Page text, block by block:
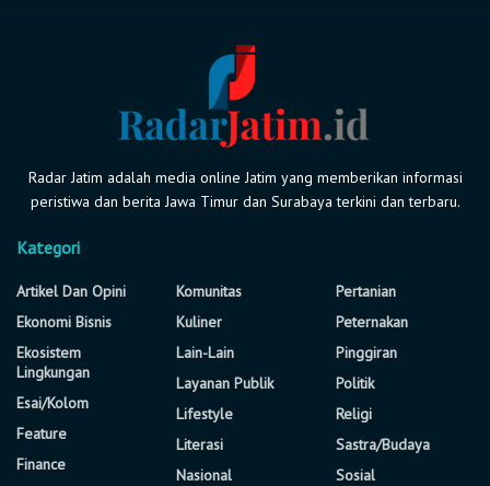
Radar Jatim adalah media online Jatim yang memberikan informasi
peristiwa dan berita Jawa Timur dan Surabaya terkini dan terbaru.
Kategori
Artikel Dan Opini
Ekonomi Bisnis
Ekosistem
Lingkungan
Esai/Kolom
Feature
Finance
Komunitas
Kuliner
Lain-Lain
Layanan Publik
Lifestyle
Literasi
Nasional
Pertanian
Peternakan
Pinggiran
Politik
Religi
Sastra/Budaya
Sosial